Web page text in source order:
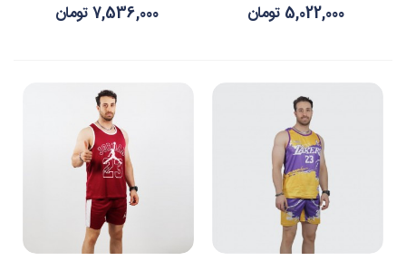
5,022,000 تومان 7,536,000 تومان